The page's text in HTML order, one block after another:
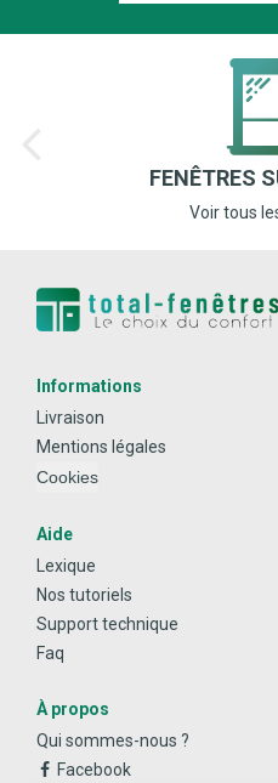
FENÊTRES
Voir tous
Informations
Livraison
Mentions légales
Cookies
Aide
Lexique
Nos tutoriels
Support technique
Faq
À propos
Qui sommes-nous ?
Facebook